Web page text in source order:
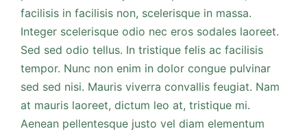
facilisis in facilisis non, scelerisque in massa.
Integer scelerisque odio nec eros sodales laoreet.
Sed sed odio tellus. In tristique felis ac facilisis
tempor. Nunc non enim in dolor congue pulvinar
sed sed nisi. Mauris viverra convallis feugiat. Nam
at mauris laoreet, dictum leo at, tristique mi.
Aenean pellentesque justo vel diam elementum